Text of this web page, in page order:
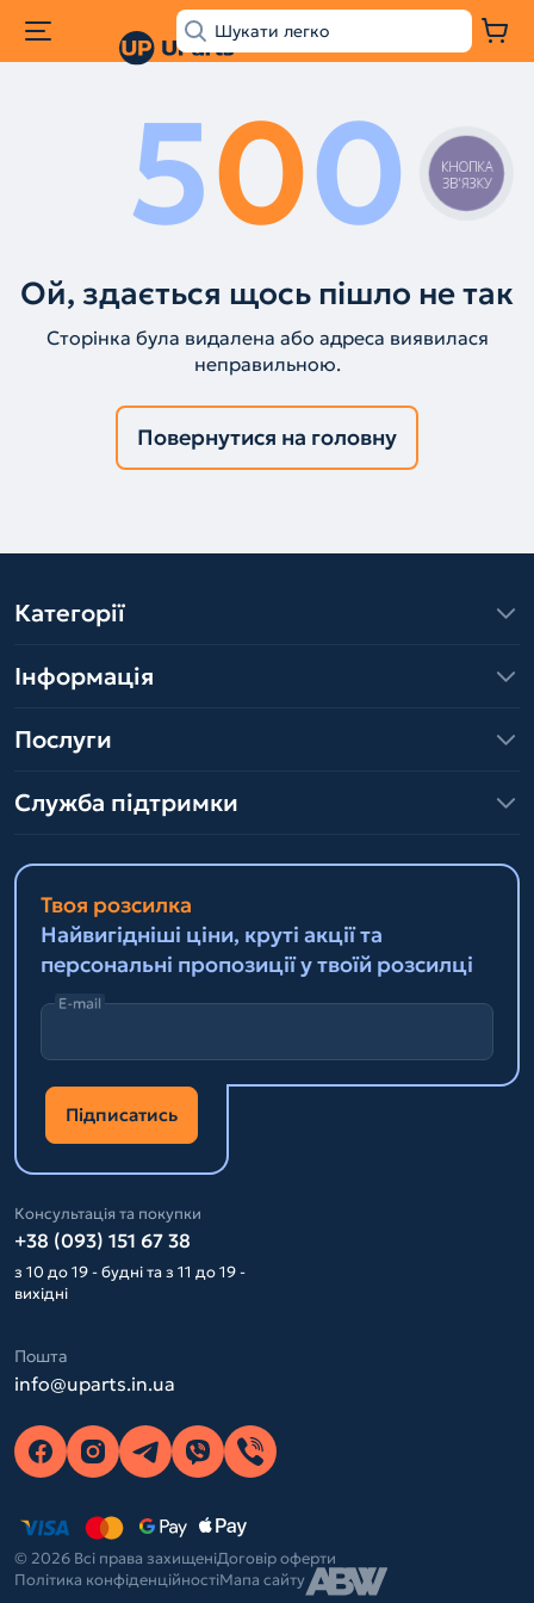
500
Ой, здається щось пішло не так
Сторінка була видалена або адреса виявилася
неправильною.
Повернутися на головну
Категорії
Інформація
Послуги
Служба підтримки
Твоя розсилка
Найвигідніші ціни, круті акції та
персональні пропозиції у твоїй розсилці
E-mail
Підписатись
Консультація та покупки
+38 (093) 151 67 38
з 10 до 19 - будні та з 11 до 19 -
вихідні
Пошта
info@uparts.in.ua
© 2026 Всі права захищеніДоговір оферти
Політика конфіденційностіМапа сайту
КНОПКА
ЗВ'ЯЗКУ